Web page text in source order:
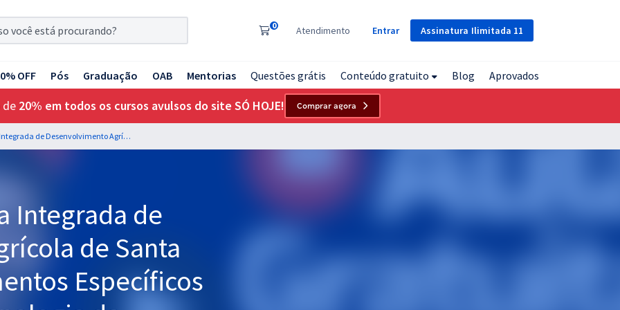
Assinatura Ilimitada 11
0 Atendimento Entrar
OFF Pós Graduação OAB Mentorias Questões grátis Conteúdo gratuito Blog Aprovados
de 20% em todos os cursos avulsos do site SÓ HOJE! Comprar agora
CIDASC - Companhia Integrada de Desenvolvimento Agrícola de Santa Catarina - Conhecimentos Específicos para Analista de Tecnologia da Informação e Comunicação (Sistemas e Negócios)
Integrada de
de Santa
Específicos